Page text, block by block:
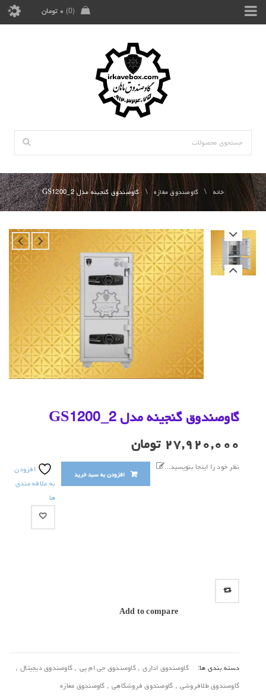
۰ تومان 0
خانه \ گاوصندوق مغازه \ گاوصندوق گنجینه مدل GS1200_2
گاوصندوق گنجینه مدل GS1200_2
۲۷,۹۲۰,۰۰۰ تومان
نظر خود را اینجا بنویسید...
افزودن به سبد خرید
افزودن
به علاقه مندی
ها
Add to compare
دسته بندی ها: گاوصندوق اداری ,گاوصندوق جی ام پی ,گاوصندوق دیجیتال ,
گاوصندوق طلافروشی , گاوصندوق فروشگاهی , گاوصندوق مغازه